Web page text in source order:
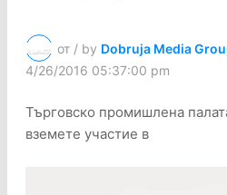
от / by Dobruja Media
4/26/2016 05:37:00 pm
Търговско промишлена
вземете участие в